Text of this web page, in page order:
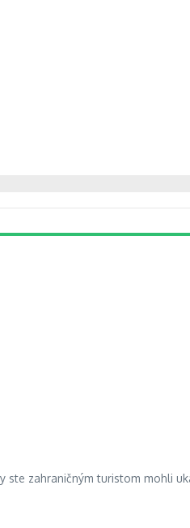
ste zahraničným turistom mohli